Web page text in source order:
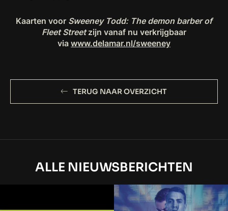
Kaarten voor Sweeney Todd: The demon barber of
Fleet Streetzijn vanaf nu verkrijgbaar
viawww.delamar.nl/sweeney
TERUG NAAR OVERZICHT
ALLE NIEUWSBERICHTEN